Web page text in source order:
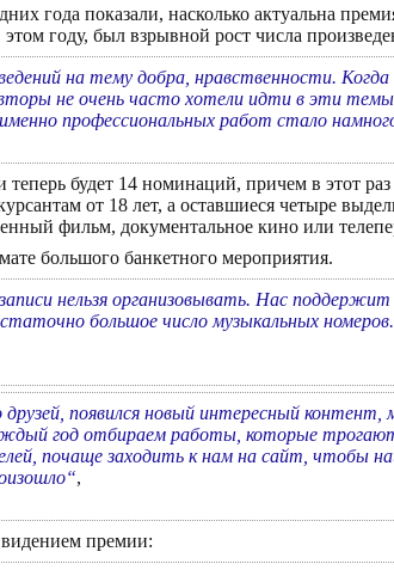
года показали, насколько актуальна
году, был взрывной рост числа
на тему добра, нравственности.
не очень часто хотели идти в эти
именно профессиональных работ стало
будет 14 номинаций, причем в этот
от 18 лет, а оставшиеся четыре
фильм, документальное кино или
большого банкетного мероприятия.
нельзя организовывать. Нас
большое число музыкальных
друзей, появился новый интересный
год отбираем работы, которые
почаще заходить к нам на сайт, чтобы
,
премии: